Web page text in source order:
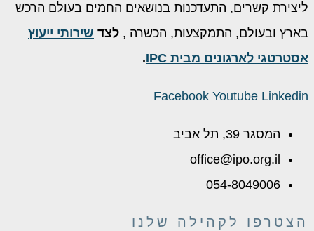
ליצירת קשרים, התעדכנות בנושאים החמים בעולם הרכש
בארץ ובעולם, התמקצעות, הכשרה , לצד שירותי ייעוץ
אסטרטגי לארגונים מבית IPC
.
Facebook Youtube Linkedin
המסגר 39, תל אביב
office@ipo.org.il
054-8049006
הצטרפו לקהילה שלנו